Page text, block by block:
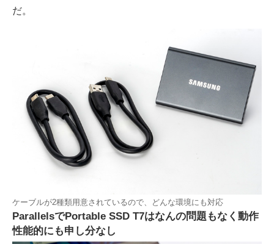
だ。
ケーブルが2種類用意されているので、どんな環境にも対応
ParallelsでPortable SSD T7はなんの問題もなく動作
性能的にも申し分なし